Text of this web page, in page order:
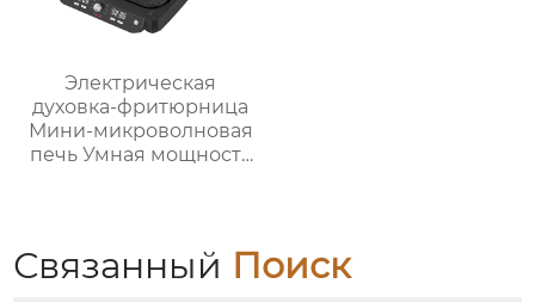
Электрическая
духовка-фритюрница
Мини-микроволновая
печь Умная мощность
цифровым ЖК-
дисплеем объемом 6
Связанный Поиск